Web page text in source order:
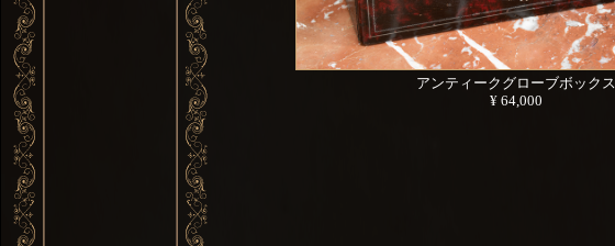
アンティークグローブボックス
¥ 64,000